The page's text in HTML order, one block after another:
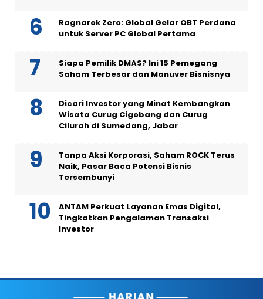
Ragnarok Zero: Global Gelar OBT Perdana
untuk Server PC Global Pertama
Siapa Pemilik DMAS? Ini 15 Pemegang
Saham Terbesar dan Manuver Bisnisnya
Dicari Investor yang Minat Kembangkan
Wisata Curug Cigobang dan Curug
Cilurah di Sumedang, Jabar
Tanpa Aksi Korporasi, Saham ROCK Terus
Naik, Pasar Baca Potensi Bisnis
Tersembunyi
ANTAM Perkuat Layanan Emas Digital,
Tingkatkan Pengalaman Transaksi
Investor